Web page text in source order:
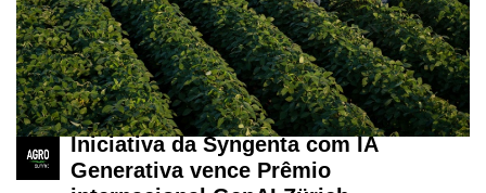
Iniciativa da Syngenta com IA
Generativa vence Prêmio